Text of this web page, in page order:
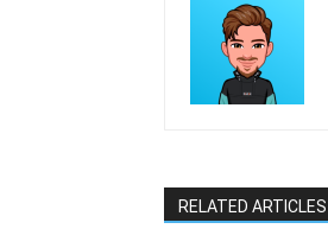
RELATED ARTICLES